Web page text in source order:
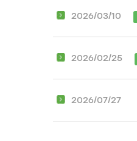
2026/03/10
2026/02/25
2026/07/27